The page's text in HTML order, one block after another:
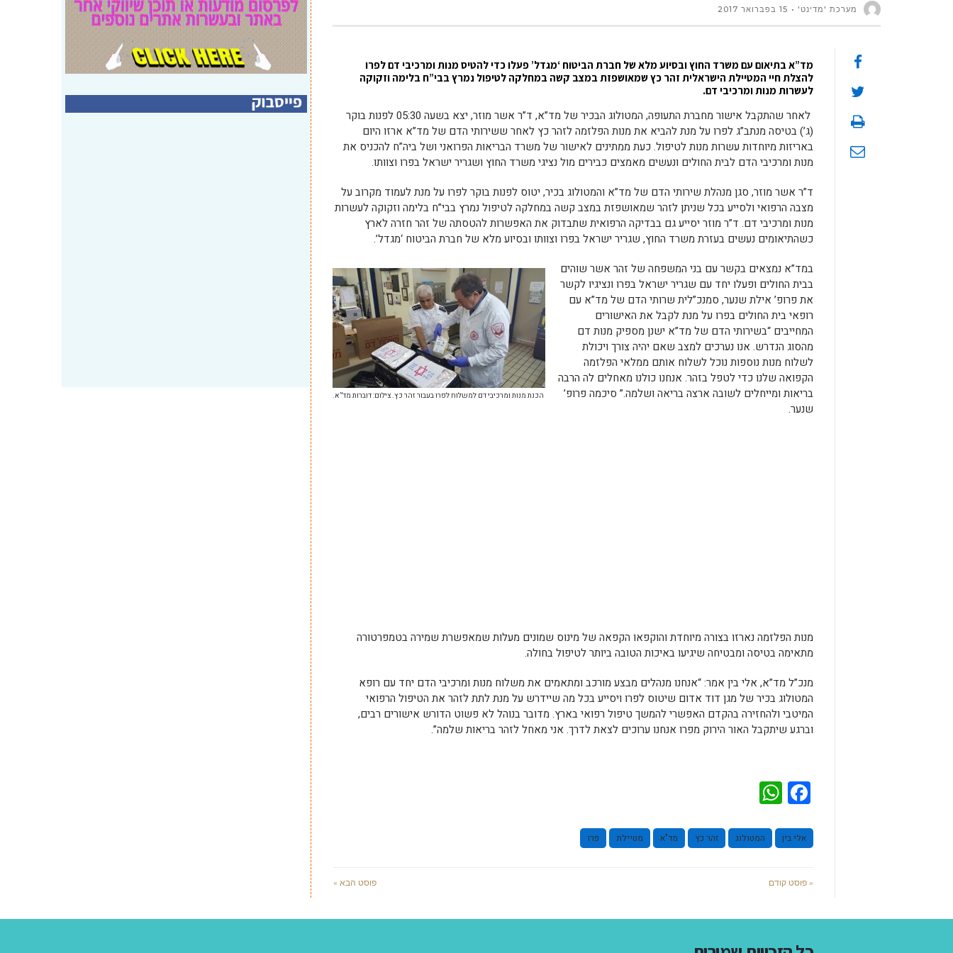
מערכת 'מדינט' 15 בפברואר 2017
מד”א בתיאום עם משרד החוץ ובסיוע מלא של חברת הביטוח ‘מגדל’ פעלו כדי להטיס מנות ומרכיבי דם לפרו
להצלת חיי המטיילת הישראלית זהר כץ שמאושפזת במצב קשה במחלקה לטיפול נמרץ בבי”ח בלימה וזקוקה
לעשרות מנות ומרכיבי דם.
לאחר שהתקבל אישור מחברת התעופה, המטולוג הבכיר של מד”א, ד”ר אשר מוזר, יצא בשעה 05:30 לפנות בוקר
(ג’) בטיסה מנתב”ג לפרו על מנת להביא את מנות הפלזמה לזהר כץ לאחר ששירותי הדם של מד”א ארזו היום
באריזות מיוחדות עשרות מנות לטיפול. כעת ממתינים לאישור של משרד הבריאות הפרואני ושל ביה”ח להכניס את
מנות ומרכיבי הדם לבית החולים ונעשים מאמצים כבירים מול נציגי משרד החוץ ושגריר ישראל בפרו וצוותו.
ד”ר אשר מוזר, סגן מנהלת שירותי הדם של מד”א והמטולוג בכיר, יטוס לפנות בוקר לפרו על מנת לעמוד מקרוב על
מצבה הרפואי ולסייע בכל שניתן לזהר שמאושפזת במצב קשה במחלקה לטיפול נמרץ בבי”ח בלימה וזקוקה לעשרות
מנות ומרכיבי דם. ד”ר מוזר יסייע גם בבדיקה הרפואית שתבדוק את האפשרות להטסתה של זהר חזרה לארץ
כשהתיאומים נעשים בעזרת משרד החוץ, שגריר ישראל בפרו וצוותו ובסיוע מלא של חברת הביטוח ‘מגדל’.
הכנת מנות ומרכיבי דם למשלוח לפרו בעבור זהר כץ. צילום: דוברות מד”א.
במד”א נמצאים בקשר עם בני המשפחה של זהר אשר שוהים
בבית החולים ופעלו יחד עם שגריר ישראל בפרו ונציגיו לקשר
את פרופ’ אילת שנער, סמנכ”לית שרותי הדם של מד”א עם
רופאי בית החולים בפרו על מנת לקבל את האישורים
המחייבים “בשירותי הדם של מד”א ישנן מספיק מנות דם
מהסוג הנדרש. אנו נערכים למצב שאם יהיה צורך ויכולת
לשלוח מנות נוספות נוכל לשלוח אותם ממלאי הפלזמה
הקפואה שלנו כדי לטפל בזהר. אנחנו כולנו מאחלים לה הרבה
בריאות ומייחלים לשובה ארצה בריאה ושלמה.” סיכמה פרופ’
שנער.
מנות הפלזמה נארזו בצורה מיוחדת והוקפאו הקפאה של מינוס שמונים מעלות שמאפשרת שמירה בטמפרטורה
מתאימה בטיסה ומבטיחה שיגיעו באיכות הטובה ביותר לטיפול בחולה.
מנכ”ל מד”א, אלי בין אמר: “אנחנו מנהלים מבצע מורכב ומתאמים את משלוח מנות ומרכיבי הדם יחד עם רופא
המטולוג בכיר של מגן דוד אדום שיטוס לפרו ויסייע בכל מה שיידרש על מנת לתת לזהר את הטיפול הרפואי
המיטבי ולהחזירה בהקדם האפשרי להמשך טיפול רפואי בארץ. מדובר בנוהל לא פשוט הדורש אישורים רבים,
וברגע שיתקבל האור הירוק מפרו אנחנו ערוכים לצאת לדרך. אני מאחל לזהר בריאות שלמה”.
Facebook
אלי בין המטולוג זהר כץ מד"א מטיילת פרו
« פוסט קודם פוסט הבא »